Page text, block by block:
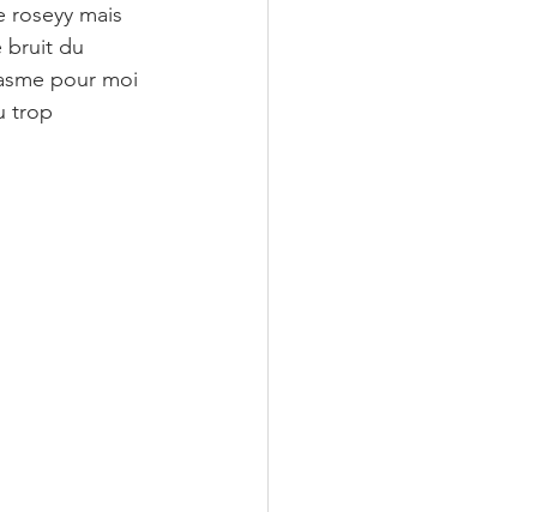
mais
bruit du
pour moi
trop